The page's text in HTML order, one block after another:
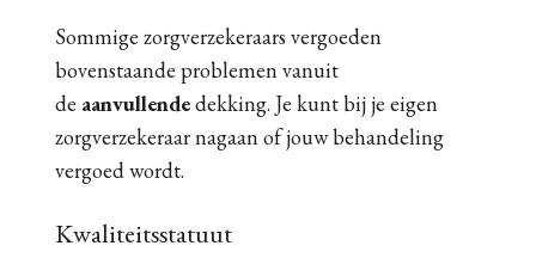
Sommige zorgverzekeraars vergoeden
bovenstaande problemen vanuit
de aanvullendedekking. Je kunt bij je eigen
zorgverzekeraar nagaan of jouw behandeling
vergoed wordt.
Kwaliteitsstatuut